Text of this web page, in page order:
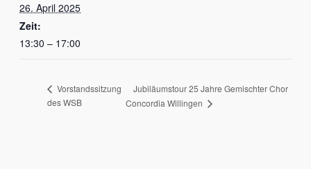
26. April 2025
Zeit:
13:30 – 17:00
Vorstandssitzung
des WSB
Jubiläumstour 25 Jahre Gemischter Chor
Concordia Willingen